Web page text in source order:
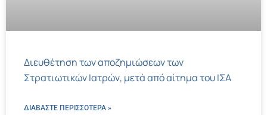
Διευθέτηση των αποζημιώσεων των
Στρατιωτικών Ιατρών, μετά από αίτημα του ΙΣΑ
ΔΙΑΒΑΣΤΕ ΠΕΡΙΣΣΌΤΕΡΑ »